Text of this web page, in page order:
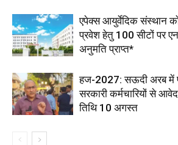
एपेक्स आयुर्वेदिक संस्थान
प्रवेश हेतु 100 सीटों पर
अनुमति प्राप्त*
हज-2027: सऊदी अरब में
सरकारी कर्मचारियों से
तिथि 10 अगस्त